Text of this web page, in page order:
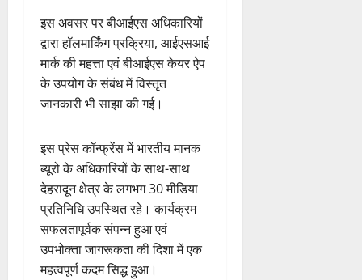
इस अवसर पर बीआईएस अधिकारियों
द्वारा हॉलमार्किंग प्रक्रिया, आईएसआई
मार्क की महत्ता एवं बीआईएस केयर ऐप
के उपयोग के संबंध में विस्तृत
जानकारी भी साझा की गई।
इस प्रेस कॉन्फ्रेंस में भारतीय मानक
ब्यूरो के अधिकारियों के साथ-साथ
देहरादून क्षेत्र के लगभग 30 मीडिया
प्रतिनिधि उपस्थित रहे। कार्यक्रम
सफलतापूर्वक संपन्न हुआ एवं
उपभोक्ता जागरूकता की दिशा में एक
महत्वपूर्ण कदम सिद्ध हुआ।